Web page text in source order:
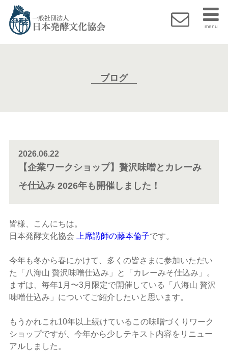
menu
ブログ
2026.06.22
【企業ワークショップ】贅沢味噌とカレーみ
そ仕込み 2026年も開催しました！
皆様、こんにちは。
日本発酵文化協会
上席講師の藤本倫子です。
今年も冬から春にかけて、多くの皆さまに参加いただい
た「八海山 贅沢味噌仕込み」と「カレーみそ仕込み」。
まずは、毎年1月〜3月限定で開催している「八海山 贅沢
味噌仕込み」についてご紹介したいと思います。
もうかれこれ10年以上続けているこの味噌づくりワーク
ショップですが、今年から少しテキスト内容をリニュー
アルしました。